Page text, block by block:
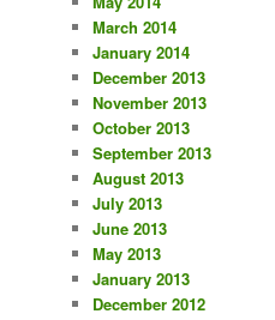
March 2014
January 2014
December 2013
November 2013
October 2013
September 2013
August 2013
July 2013
June 2013
May 2013
January 2013
December 2012